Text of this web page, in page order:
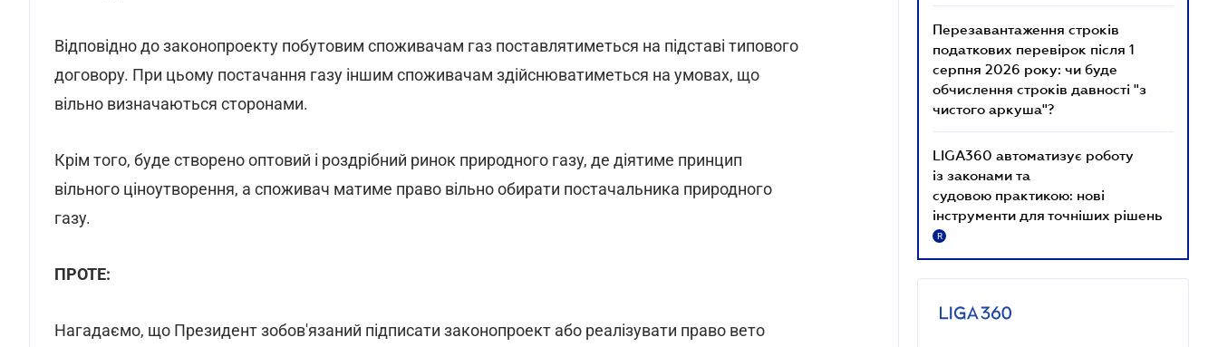
Відповідно до законопроекту побутовим споживачам газ поставлятиметься на підставі типового
договору. При цьому постачання газу іншим споживачам здійснюватиметься на умовах, що
вільно визначаються сторонами.
Крім того, буде створено оптовий і роздрібний ринок природного газу, де діятиме принцип
вільного ціноутворення, а споживач матиме право вільно обирати постачальника природного
газу.
ПРОТЕ:
Нагадаємо, що Президент зобов'язаний підписати законопроект або реалізувати право вето
Перезавантаження строків
податкових перевірок після 1
серпня 2026 року: чи буде
обчислення строків давності "з
чистого аркуша"?
LIGA360 автоматизує роботу
із законами та
судовою практикою: нові
інструменти для точніших рішень
R